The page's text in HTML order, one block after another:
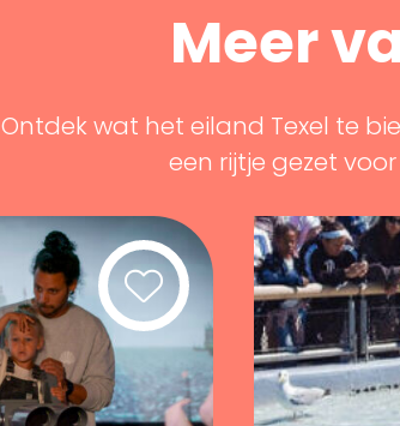
Meer
Ontdek wat het eiland Texel te
een rijtje gezet